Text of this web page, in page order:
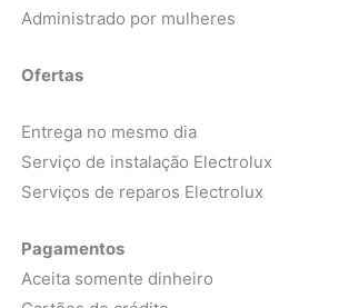
Administrado por mulheres
Ofertas
Entrega no mesmo dia
Serviço de instalação Electrolux
Serviços de reparos Electrolux
Pagamentos
Aceita somente dinheiro